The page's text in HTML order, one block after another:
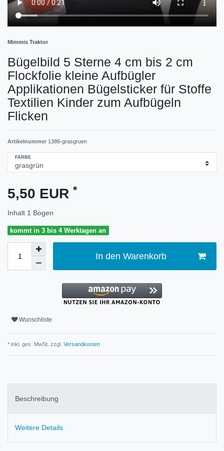
Mimmis Traktor
Bügelbild 5 Sterne 4 cm bis 2 cm
Flockfolie kleine Aufbügler
Applikationen Bügelsticker für Stoffe
Textilien Kinder zum Aufbügeln
Flicken
Artikelnummer 1386-grasgruen
FARBE
5,50 EUR *
Inhalt 1 Bogen
kommt in 3 bis 4 Werktagen an
In den Warenkorb
Wunschliste
* inkl. ges. MwSt. zzgl. Versandkosten
Beschreibung
Weitere Details